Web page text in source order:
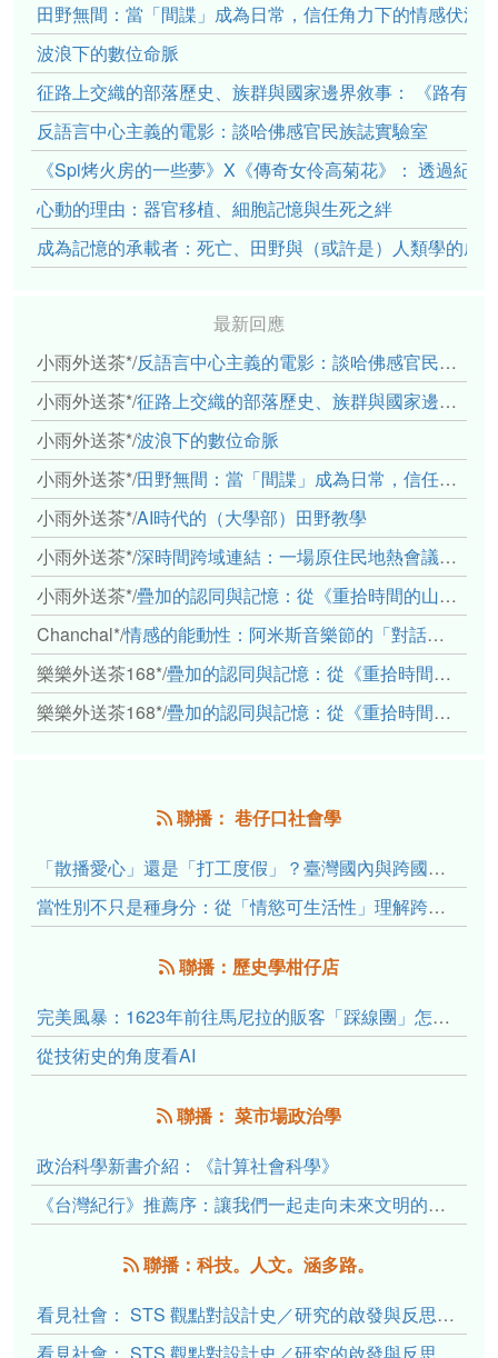
田野無間：當「間諜」成為日常，信任角力下的情感伏流
波浪下的數位命脈
征路上交織的部落歷史、族群與國家邊界敘事： 《路有
反語言中心主義的電影：談哈佛感官民族誌實驗室
《Spi烤火房的一些夢》X《傳奇女伶高菊花》： 透過紀
心動的理由：器官移植、細胞記憶與生死之絆
成為記憶的承載者：死亡、田野與（或許是）人類學的成
最新回應
小雨外送茶*/反語言中心主義的電影：談哈佛感官民族誌實驗室
小雨外送茶*/征路上交織的部落歷史、族群與國家邊界敘事： 《路有多長》、《高砂的翅膀》、《檔案／李光輝》
小雨外送茶*/波浪下的數位命脈
小雨外送茶*/田野無間：當「間諜」成為日常，信任角力下的情感伏流
小雨外送茶*/AI時代的（大學部）田野教學
小雨外送茶*/深時間跨域連結：一場原住民地熱會議的初步觀察
小雨外送茶*/疊加的認同與記憶：從《重拾時間的山語》探討「我們的」立場性(positionality)
Chanchal*/情感的能動性：阿米斯音樂節的「對話觀察」
樂樂外送茶168*/疊加的認同與記憶：從《重拾時間的山語》探討「我們的」立場性(positionality)
樂樂外送茶168*/疊加的認同與記憶：從《重拾時間的山語》探討「我們的」立場性(positionality)
聯播： 巷仔口社會學
「散播愛心」還是「打工度假」？臺灣國內與跨國捐卵的利他修辭、金錢動機與身體代價
當性別不只是種身分：從「情慾可生活性」理解跨性別者的身體、慾望與認同探索
聯播：歷史學柑仔店
完美風暴：1623年前往馬尼拉的販客「踩線團」怎麼會困死於澎湖?
從技術史的角度看AI
聯播： 菜市場政治學
政治科學新書介紹：《計算社會科學》
《台灣紀行》推薦序：讓我們一起走向未來文明的備忘錄
聯播：科技。人文。涵多路。
看見社會： STS 觀點對設計史／研究的啟發與反思（下）